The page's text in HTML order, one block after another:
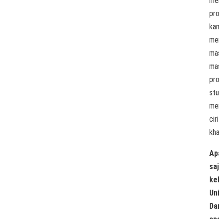
ciri